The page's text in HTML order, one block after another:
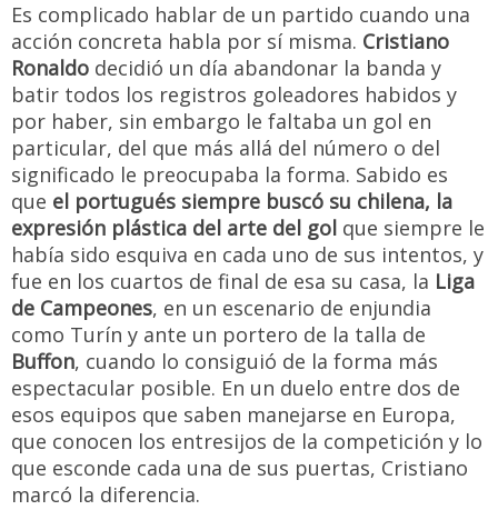
Es complicado hablar de un partido cuando una
acción concreta habla por sí misma. Cristiano
Ronaldo decidió un día abandonar la banda y
batir todos los registros goleadores habidos y
por haber, sin embargo le faltaba un gol en
particular, del que más allá del número o del
significado le preocupaba la forma. Sabido es
que el portugués siempre buscó su chilena, la
expresión plástica del arte del gol que siempre le
había sido esquiva en cada uno de sus intentos, y
fue en los cuartos de final de esa su casa, la Liga
de Campeones, en un escenario de enjundia
como Turín y ante un portero de la talla de
Buffon, cuando lo consiguió de la forma más
espectacular posible. En un duelo entre dos de
esos equipos que saben manejarse en Europa,
que conocen los entresijos de la competición y lo
que esconde cada una de sus puertas, Cristiano
marcó la diferencia.